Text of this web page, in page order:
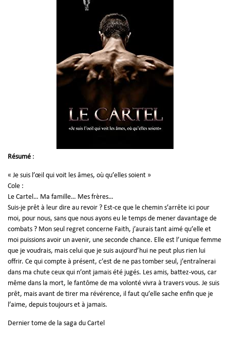
Résumé :
« Je suis l’œil qui voit les âmes, où qu’elles soient »
Cole :
Le Cartel… Ma famille… Mes frères…
Suis-je prêt à leur dire au revoir ? Est-ce que le chemin s’arrête ici pour
moi, pour nous, sans que nous ayons eu le temps de mener davantage de
combats ? Mon seul regret concerne Faith, j’aurais tant aimé qu’elle et
moi puissions avoir un avenir, une seconde chance. Elle est l’unique femme
que je voudrais, mais celui que je suis aujourd’hui ne peut plus rien lui
offrir. Ce qui compte à présent, c’est de ne pas tomber seul, j’entraînerai
dans ma chute ceux qui n’ont jamais été jugés. Les amis, battez-vous, car
même dans la mort, le fantôme de ma volonté vivra à travers vous. Je suis
prêt, mais avant de tirer ma révérence, il faut qu’elle sache enfin que je
l’aime, depuis toujours et à jamais.
Dernier tome de la saga du Cartel